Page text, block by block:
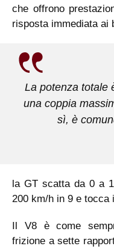
che offrono
risposta immediata ai
La potenza totale
una coppia
sì, è
la GT scatta da 0 a
200 km/h in 9 e tocca
Il V8 è come
frizione a sette